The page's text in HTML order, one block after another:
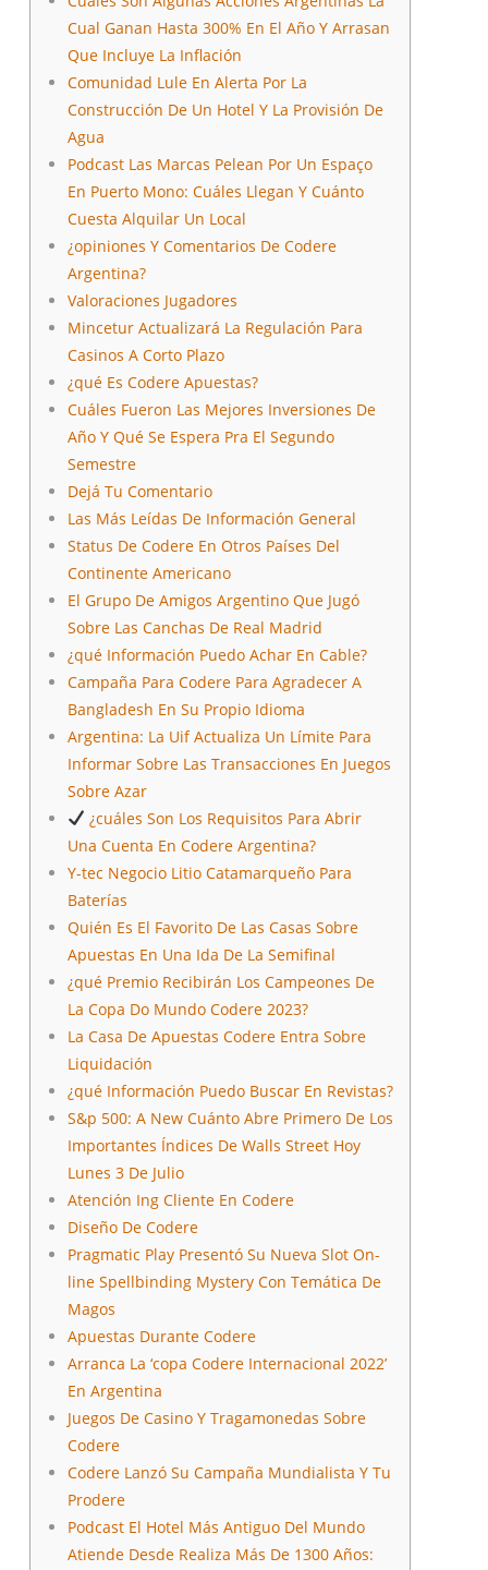
Cual Ganan Hasta 300% En El Año Y Arrasan
Que Incluye La Inflación
Comunidad Lule En Alerta Por La
Construcción De Un Hotel Y La Provisión De
Agua
Podcast Las Marcas Pelean Por Un Espaço
En Puerto Mono: Cuáles Llegan Y Cuánto
Cuesta Alquilar Un Local
¿opiniones Y Comentarios De Codere
Argentina?
Valoraciones Jugadores
Mincetur Actualizará La Regulación Para
Casinos A Corto Plazo
¿qué Es Codere Apuestas?
Cuáles Fueron Las Mejores Inversiones De
Año Y Qué Se Espera Pra El Segundo
Semestre
Dejá Tu Comentario
Las Más Leídas De Información General
Status De Codere En Otros Países Del
Continente Americano
El Grupo De Amigos Argentino Que Jugó
Sobre Las Canchas De Real Madrid
¿qué Información Puedo Achar En Cable?
Campaña Para Codere Para Agradecer A
Bangladesh En Su Propio Idioma
Argentina: La Uif Actualiza Un Límite Para
Informar Sobre Las Transacciones En Juegos
Sobre Azar
¿cuáles Son Los Requisitos Para Abrir
Una Cuenta En Codere Argentina?
Y-tec Negocio Litio Catamarqueño Para
Baterías
Quién Es El Favorito De Las Casas Sobre
Apuestas En Una Ida De La Semifinal
¿qué Premio Recibirán Los Campeones De
La Copa Do Mundo Codere 2023?
La Casa De Apuestas Codere Entra Sobre
Liquidación
¿qué Información Puedo Buscar En Revistas?
S&p 500: A New Cuánto Abre Primero De Los
Importantes Índices De Walls Street Hoy
Lunes 3 De Julio
Atención Ing Cliente En Codere
Diseño De Codere
Pragmatic Play Presentó Su Nueva Slot On-
line Spellbinding Mystery Con Temática De
Magos
Apuestas Durante Codere
Arranca La ‘copa Codere Internacional 2022’
En Argentina
Juegos De Casino Y Tragamonedas Sobre
Codere
Codere Lanzó Su Campaña Mundialista Y Tu
Prodere
Podcast El Hotel Más Antiguo Del Mundo
Atiende Desde Realiza Más De 1300 Años: